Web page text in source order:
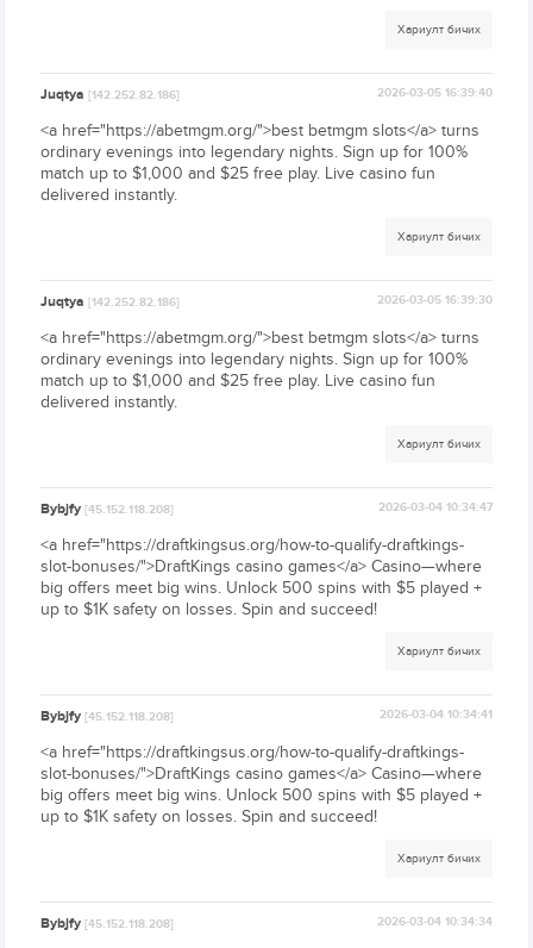
Хариулт бичих
Juqtya[142.252.82.186] 2026-03-05 16:39:40
<a href="https://abetmgm.org/">best betmgm slots</a> turns
ordinary evenings into legendary nights. Sign up for 100%
match up to $1,000 and $25 free play. Live casino fun
delivered instantly.
Хариулт бичих
Juqtya[142.252.82.186] 2026-03-05 16:39:30
<a href="https://abetmgm.org/">best betmgm slots</a> turns
ordinary evenings into legendary nights. Sign up for 100%
match up to $1,000 and $25 free play. Live casino fun
delivered instantly.
Хариулт бичих
Bybjfy[45.152.118.208] 2026-03-04 10:34:47
<a href="https://draftkingsus.org/how-to-qualify-draftkings-
slot-bonuses/">DraftKings casino games</a> Casino—where
big offers meet big wins. Unlock 500 spins with $5 played +
up to $1K safety on losses. Spin and succeed!
Хариулт бичих
Bybjfy[45.152.118.208] 2026-03-04 10:34:41
<a href="https://draftkingsus.org/how-to-qualify-draftkings-
slot-bonuses/">DraftKings casino games</a> Casino—where
big offers meet big wins. Unlock 500 spins with $5 played +
up to $1K safety on losses. Spin and succeed!
Хариулт бичих
Bybjfy[45.152.118.208] 2026-03-04 10:34:34